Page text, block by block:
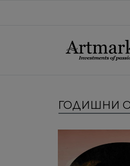
ГОДИШНИ